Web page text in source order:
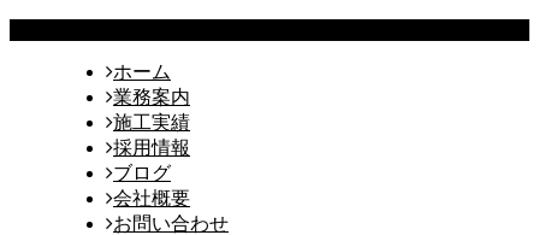
ホーム
業務案内
施工実績
採用情報
ブログ
会社概要
お問い合わせ